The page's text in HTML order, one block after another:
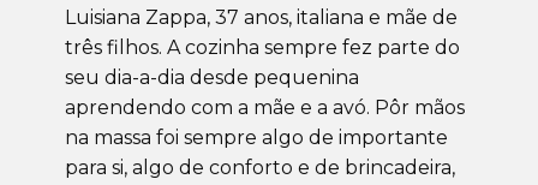
Luisiana Zappa, 37 anos, italiana e mãe de
três filhos. A cozinha sempre fez parte do
seu dia-a-dia desde pequenina
aprendendo com a mãe e a avó. Pôr mãos
na massa foi sempre algo de importante
para si, algo de conforto e de brincadeira,